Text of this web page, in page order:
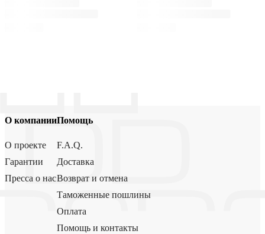
О компании
О проекте
Гарантии
Пресса о нас
Помощь
F.A.Q.
Доставка
Возврат и отмена
Таможенные пошлины
Оплата
Помощь и контакты